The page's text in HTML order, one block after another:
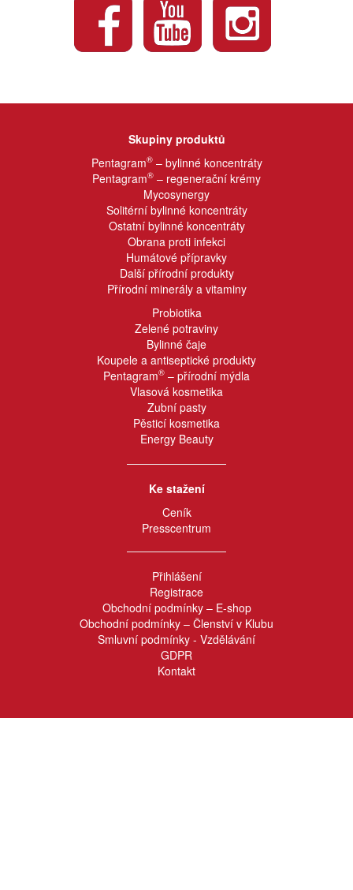
Skupiny produktů
Pentagram®– bylinné koncentráty
Pentagram® – regenerační krémy
Mycosynergy
Solitérní bylinné koncentráty
Ostatní bylinné koncentráty
Obrana proti infekci
Humátové přípravky
Další přírodní produkty
Přírodní minerály a vitaminy
Probiotika
Zelené potraviny
Bylinné čaje
Koupele a antiseptické produkty
Pentagram® – přírodní mýdla
Vlasová kosmetika
Zubní pasty
Pěsticí kosmetika
Energy Beauty
Ke stažení
Ceník
Presscentrum
Přihlášení
Registrace
Obchodní podmínky – E-shop
Obchodní podmínky – Členství v Klubu
Smluvní podmínky - Vzdělávání
GDPR
Kontakt